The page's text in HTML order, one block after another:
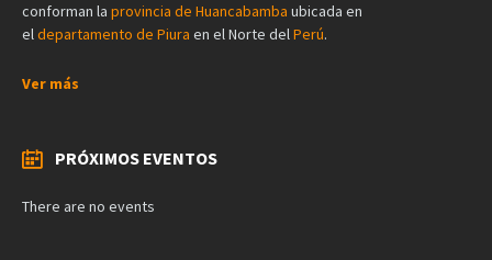
conforman la provincia de Huancabamba ubicada en
eldepartamento de Piura en el Norte delPerú.
Ver más
PRÓXIMOS EVENTOS
There are no events